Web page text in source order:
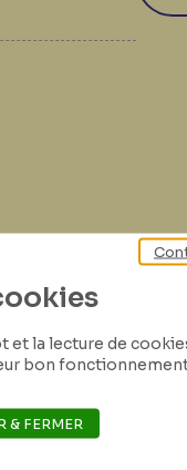
et la lecture de
bon
& FERMER